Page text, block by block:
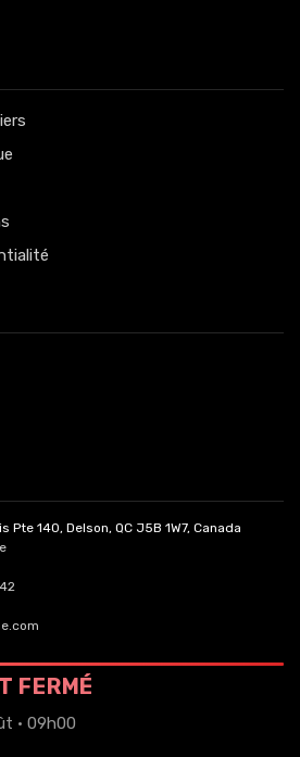
Pte 140, Delson, QC J5B 1W7, Canada
FERMÉ
· 09h00